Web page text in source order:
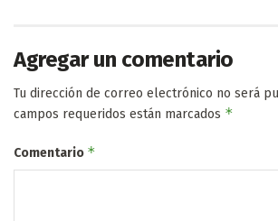
Agregar un comentario
Tu dirección de correo electrónico no será
campos requeridos están marcados *
Comentario *